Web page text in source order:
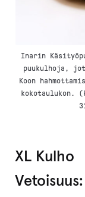
Inarin
puukulhoja,
Koon
kokotaulukon.
XL Kulho